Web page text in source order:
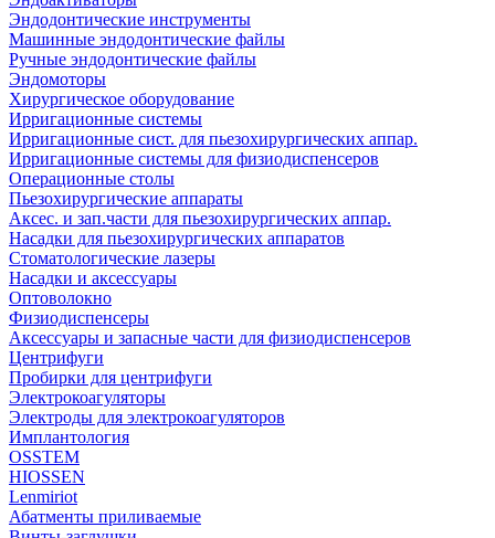
Эндодонтические инструменты
Машинные эндодонтические файлы
Ручные эндодонтические файлы
Эндомоторы
Хирургическое оборудование
Ирригационные системы
Ирригационные сист. для пьезохирургических аппар.
Ирригационные системы для физиодиспенсеров
Операционные столы
Пьезохирургические аппараты
Аксес. и зап.части для пьезохирургических аппар.
Насадки для пьезохирургических аппаратов
Стоматологические лазеры
Насадки и аксессуары
Оптоволокно
Физиодиспенсеры
Аксессуары и запасные части для физиодиспенсеров
Центрифуги
Пробирки для центрифуги
Электрокоагуляторы
Электроды для электрокоагуляторов
Имплантология
OSSTEM
HIOSSEN
Lenmiriot
Абатменты приливаемые